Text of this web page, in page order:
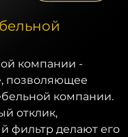
компании -
позволяющее
компании.
отклик,
фильтр делают его